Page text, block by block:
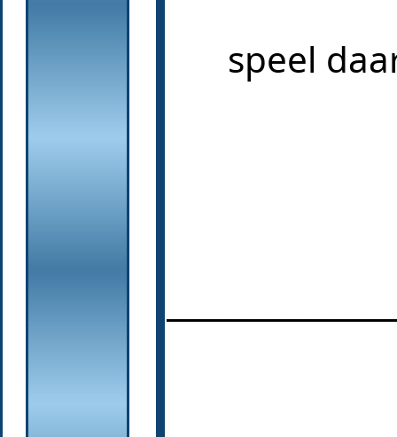
speel